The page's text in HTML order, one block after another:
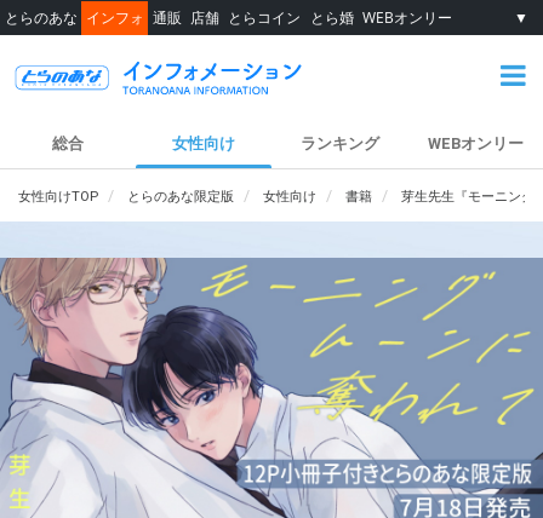
とらのあな インフォ 通販 店舗 とらコイン とら婚 WEBオンリー ▼
総合 女性向け ランキング WEBオンリー
女性向けTOP とらのあな限定版 女性向け 書籍 芽生先生『モーニング